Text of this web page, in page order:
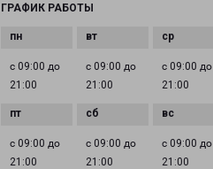
ГРАФИК РАБОТЫ
с 09:00 до
21:00
с 09:00 до
21:00
с 09:00 до
21:00
с 09:00 до
21:00
с 09:00 до
21:00
с 09:00 до
21:00